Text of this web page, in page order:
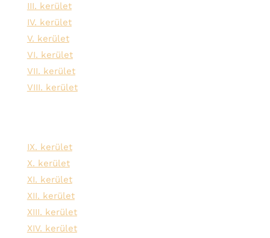
III. kerület
IV. kerület
V. kerület
VI. kerület
VII. kerület
VIII. kerület
IX. kerület
X. kerület
XI. kerület
XII. kerület
XIII. kerület
XIV. kerület